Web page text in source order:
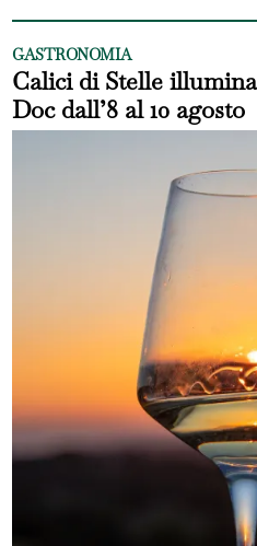
GASTRONOMIA
Calici di Stelle
Doc dall’8 al 10 agosto